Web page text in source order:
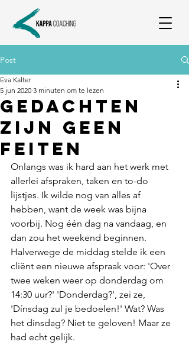
Post
Gedachten
zijn geen
feiten
Eva Kalter
5 jun 2020 3 minuten om te lezen
Onlangs was ik hard aan het werk met
allerlei afspraken, taken en to-do
lijstjes. Ik wilde nog van alles af
hebben, want de week was bijna
voorbij. Nog één dag na vandaag, en
dan zou het weekend beginnen.
Halverwege de middag stelde ik een
cliënt een nieuwe afspraak voor: 'Over
twee weken weer op donderdag om
14:30 uur?' 'Donderdag?', zei ze,
'Dínsdag zul je bedoelen!' Wat? Was
het dinsdag? Niet te geloven! Maar ze
had echt gelijk.